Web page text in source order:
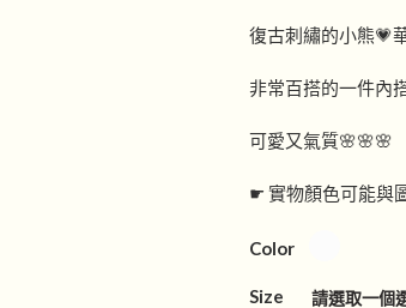
復古刺繡的小熊💗
非常百搭的一件內
可愛又氣質🌸🌸🌸
☛ 實物顏色可能與
Color
Size